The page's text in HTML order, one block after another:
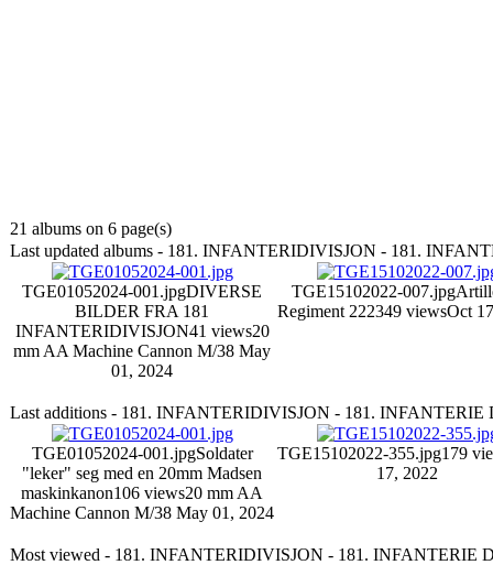
21 albums on 6 page(s)
Last updated albums - 181. INFANTERIDIVISJON - 181.
TGE01052024-001.jpgDIVERSE
BILDER FRA 181
INFANTERIDIVISJON41 views20
mm AA Machine Cannon M/38 May
01, 2024
TGE15102022-007.jpg
Regiment 222349 viewsOct
Last additions - 181. INFANTERIDIVISJON - 181.
TGE01052024-001.jpgSoldater
"leker" seg med en 20mm Madsen
maskinkanon106 views20 mm AA
Machine Cannon M/38 May 01, 2024
TGE15102022-355.jpg179
17, 2022
Most viewed - 181. INFANTERIDIVISJON - 181.